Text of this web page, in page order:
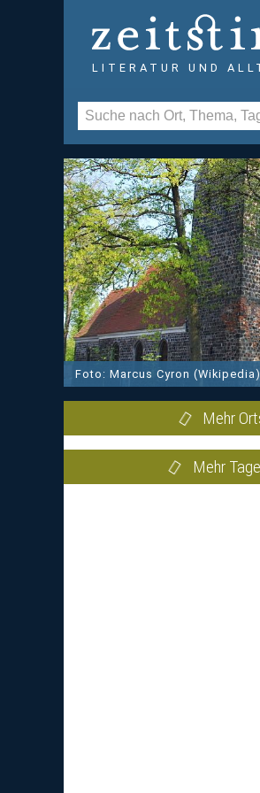
LITERATUR UND
Foto: Marcus Cyron (Wikipedia)
Mehr
Mehr